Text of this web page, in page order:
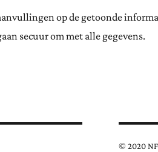
op de getoonde
secuur om met alle gegevens.
© 2020